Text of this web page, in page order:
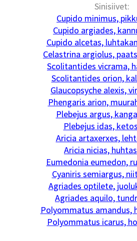
Sinisiivet:
Cupido minimus,
Cupido argiades,
Cupido alcetas,
Celastrina argiolus,
Scolitantides vicrama,
Scolitantides orion,
Glaucopsyche alexis,
Phengaris arion,
Plebejus argus,
Plebejus idas,
Aricia artaxerxes,
Aricia nicias,
Eumedonia eumedon,
Cyaniris semiargus,
Agriades optilete,
Agriades aquilo,
Polyommatus amandus,
Polyommatus icarus,